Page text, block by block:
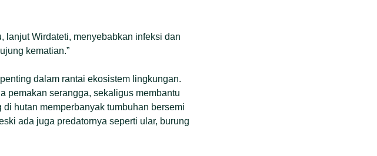
lanjut Wirdateti, menyebabkan infeksi dan
kematian.”
dalam rantai ekosistem lingkungan.
pemakan serangga, sekaligus membantu
hutan memperbanyak tumbuhan bersemi
ada juga predatornya seperti ular, burung